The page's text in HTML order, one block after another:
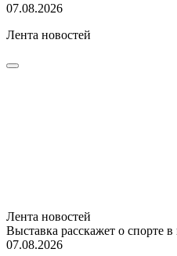
07.08.2026
Лента новостей
Лента новостей
Выставка расскажет о спорте
07.08.2026